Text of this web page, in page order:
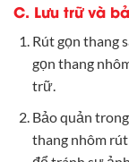
C. Lưu trữ và
Rút gọn thang
gọn thang
trữ.
Bảo quản
thang nhôm